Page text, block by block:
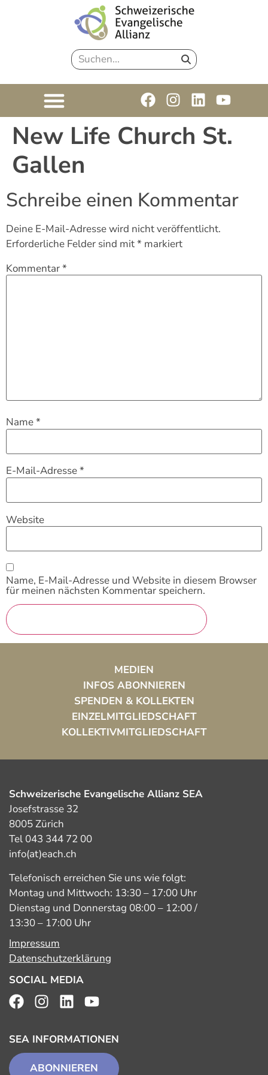
New Life Church St.
Gallen
Schreibe einen Kommentar
Deine E-Mail-Adresse wird nicht veröffentlicht.
Erforderliche Felder sind mit* markiert
Kommentar*
Name*
E-Mail-Adresse*
Website
Name, E-Mail-Adresse und Website in diesem Browser
für meinen nächsten Kommentar speichern.
MEDIEN
INFOS ABONNIEREN
SPENDEN & KOLLEKTEN
EINZELMITGLIEDSCHAFT
KOLLEKTIVMITGLIEDSCHAFT
Schweizerische Evangelische Allianz SEA
Josefstrasse 32
8005 Zürich
Tel 043 344 72 00
info(at)each.ch
Telefonisch erreichen Sie uns wie folgt:
Montag und Mittwoch: 13:30 – 17:00 Uhr
Dienstag und Donnerstag 08:00 – 12:00 /
13:30 – 17:00 Uhr
Impressum
Datenschutzerklärung
SOCIAL MEDIA
SEA INFORMATIONEN
ABONNIEREN